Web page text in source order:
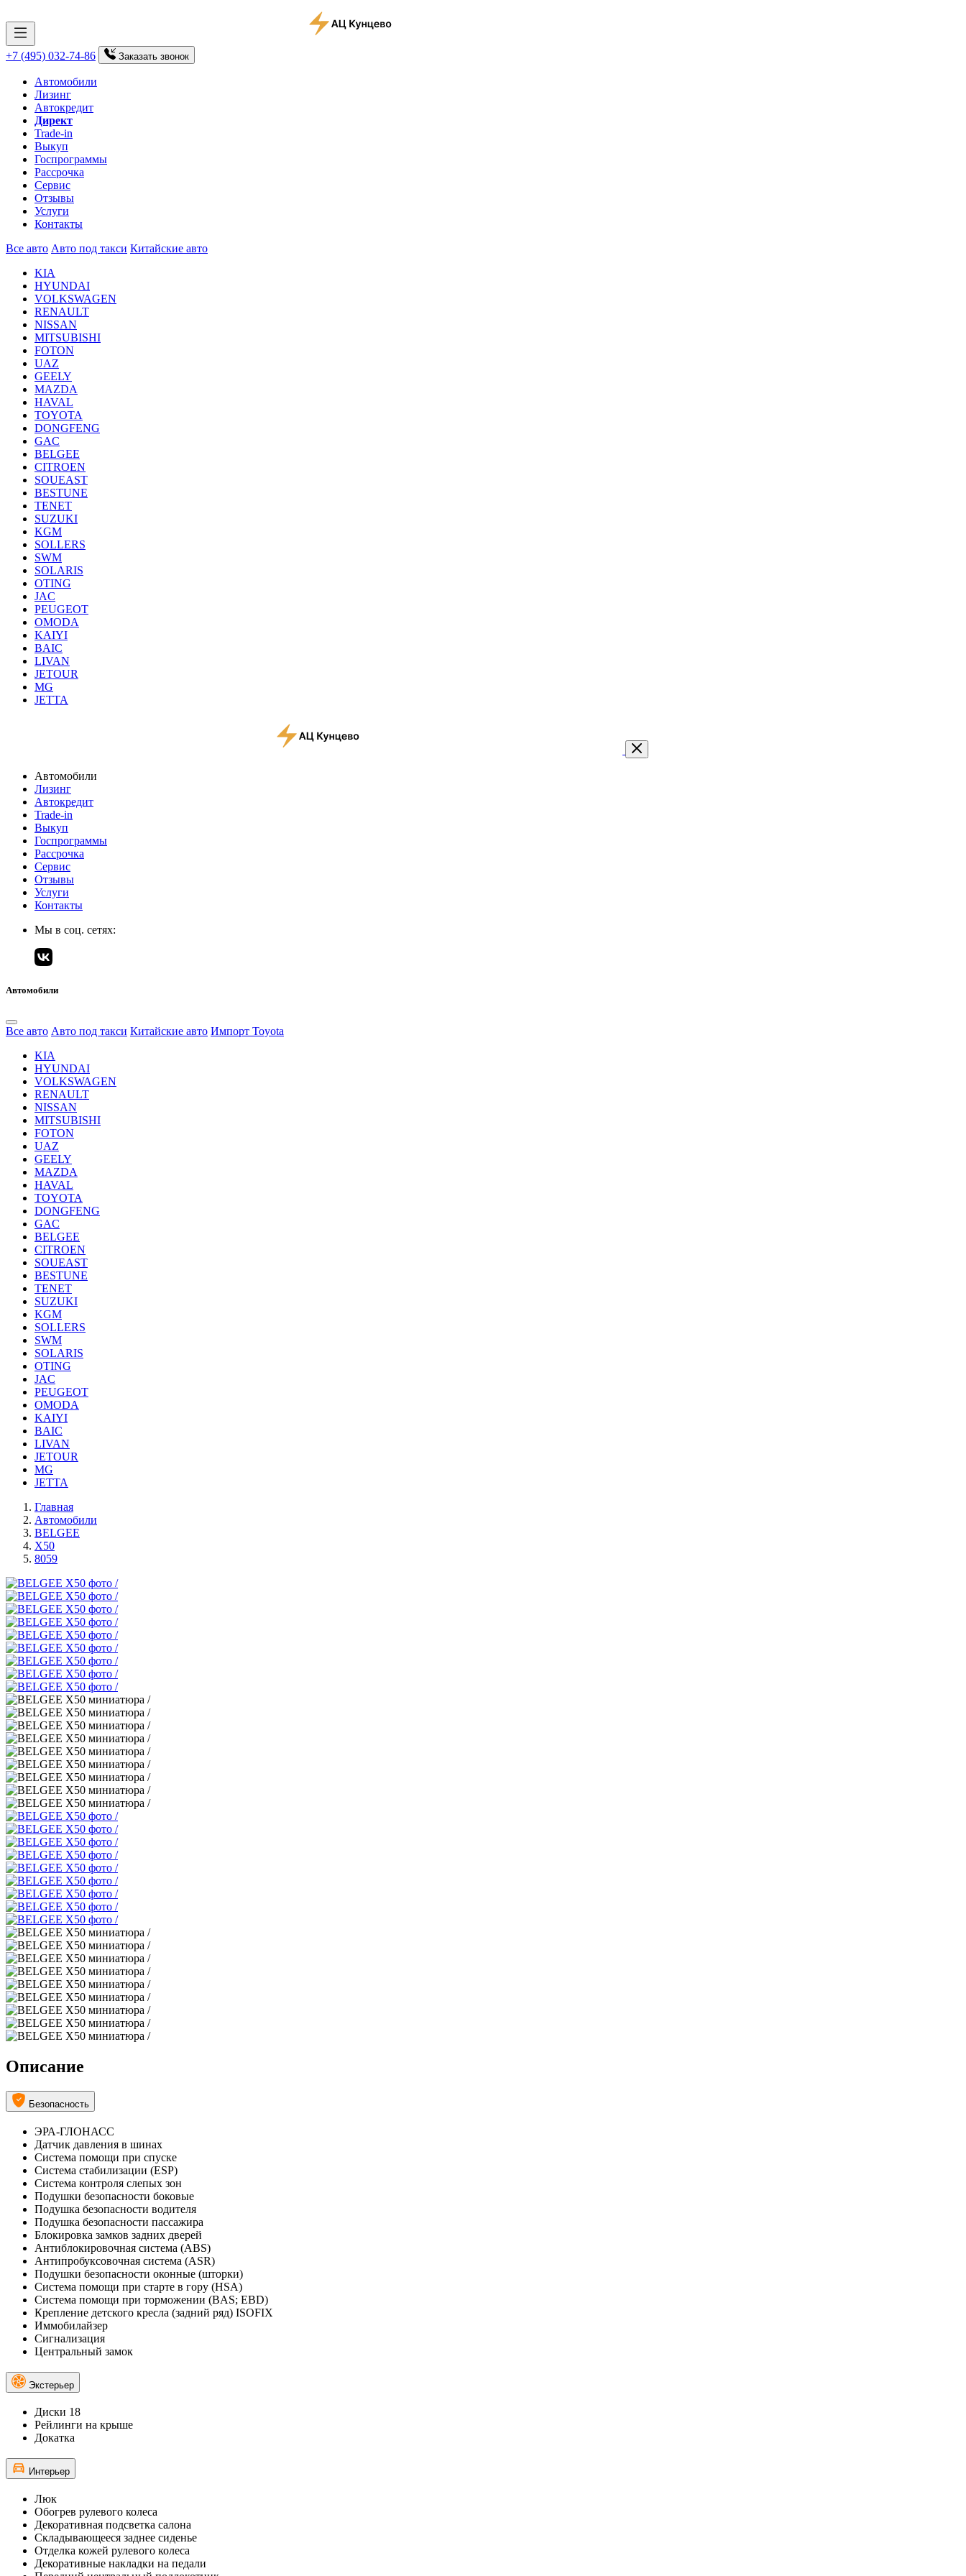
+7 (495) 032-74-86 Заказать звонок
Автомобили
Лизинг
Автокредит
Директ
Trade-in
Выкуп
Госпрограммы
Рассрочка
Сервис
Отзывы
Услуги
Контакты
Все авто Авто под такси Китайские авто
KIA
HYUNDAI
VOLKSWAGEN
RENAULT
NISSAN
MITSUBISHI
FOTON
UAZ
GEELY
MAZDA
HAVAL
TOYOTA
DONGFENG
GAC
BELGEE
CITROEN
SOUEAST
BESTUNE
TENET
SUZUKI
KGM
SOLLERS
SWM
SOLARIS
OTING
JAC
PEUGEOT
OMODA
KAIYI
BAIC
LIVAN
JETOUR
MG
JETTA
Автомобили
Лизинг
Автокредит
Trade-in
Выкуп
Госпрограммы
Рассрочка
Сервис
Отзывы
Услуги
Контакты
Мы в соц. сетях:
Автомобили
Все авто Авто под такси Китайские авто Импорт Toyota
KIA
HYUNDAI
VOLKSWAGEN
RENAULT
NISSAN
MITSUBISHI
FOTON
UAZ
GEELY
MAZDA
HAVAL
TOYOTA
DONGFENG
GAC
BELGEE
CITROEN
SOUEAST
BESTUNE
TENET
SUZUKI
KGM
SOLLERS
SWM
SOLARIS
OTING
JAC
PEUGEOT
OMODA
KAIYI
BAIC
LIVAN
JETOUR
MG
JETTA
Главная
Автомобили
BELGEE
X50
8059
Описание
Безопасность
ЭРА-ГЛОНАСС
Датчик давления в шинах
Система помощи при спуске
Система стабилизации (ESP)
Система контроля слепых зон
Подушки безопасности боковые
Подушка безопасности водителя
Подушка безопасности пассажира
Блокировка замков задних дверей
Антиблокировочная система (ABS)
Антипробуксовочная система (ASR)
Подушки безопасности оконные (шторки)
Система помощи при старте в гору (HSA)
Система помощи при торможении (BAS; EBD)
Крепление детского кресла (задний ряд) ISOFIX
Иммобилайзер
Сигнализация
Центральный замок
Экстерьер
Диски 18
Рейлинги на крыше
Докатка
Интерьер
Люк
Обогрев рулевого колеса
Декоративная подсветка салона
Складывающееся заднее сиденье
Отделка кожей рулевого колеса
Декоративные накладки на педали